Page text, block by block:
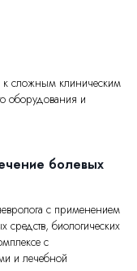
к сложным клиническим
оборудования и
болевых
с применением
биологических
с
и лечебной